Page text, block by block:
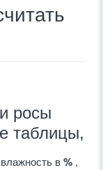
росы
таблицы,
в% ,